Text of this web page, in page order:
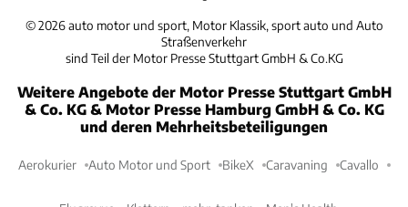
©2026 auto motor und sport, Motor Klassik, sport auto und Auto
Straßenverkehr
sind Teil der Motor Presse Stuttgart GmbH & Co.KG
Weitere Angebote der Motor Presse Stuttgart GmbH
& Co. KG & Motor Presse Hamburg GmbH & Co. KG
und deren Mehrheitsbeteiligungen
Aerokurier Auto Motor und Sport BikeX Caravaning Cavallo